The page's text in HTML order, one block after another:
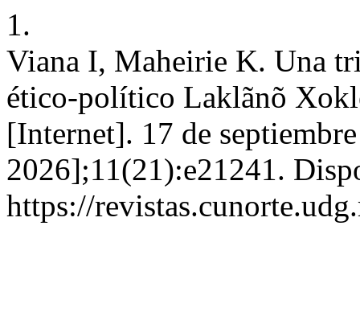
1.
Viana I, Maheirie K. Una
ético-político Laklãnõ
[Internet]. 17 de
2026];11(21):e21241.
https://